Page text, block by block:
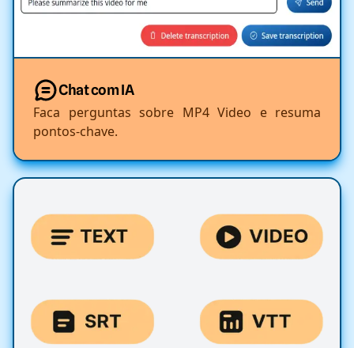
Chat com IA
Faca perguntas sobre MP4 Video e resuma
pontos-chave.